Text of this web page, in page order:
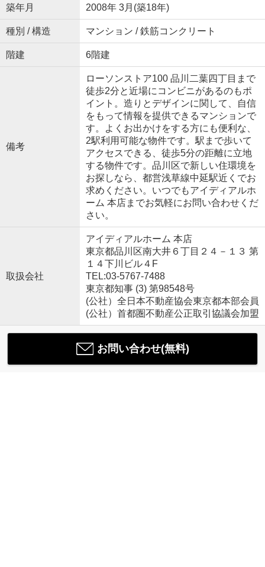
築年月 2008年 3月(築18年)
種別 / 構造 マンション / 鉄筋コンクリート
階建 6階建
備考
ローソンストア100 品川二葉四丁目まで
徒歩2分と近場にコンビニがあるのもポ
イント。造りとデザインに関して、自信
をもって情報を提供できるマンションで
す。よくお出かけをする方にも便利な、
2駅利用可能な物件です。駅まで歩いて
アクセスできる、徒歩5分の距離に立地
する物件です。品川区で新しい住環境を
お探しなら、都営浅草線中延駅近くでお
求めください。いつでもアイディアルホ
ーム 本店までお気軽にお問い合わせくだ
さい。
取扱会社
アイディアルホーム 本店
東京都品川区南大井６丁目２４－１３ 第
１４下川ビル４F
TEL:03-5767-7488
東京都知事 (3) 第98548号
(公社）全日本不動産協会東京都本部会員
(公社）首都圏不動産公正取引協議会加盟
お問い合わせ(無料)